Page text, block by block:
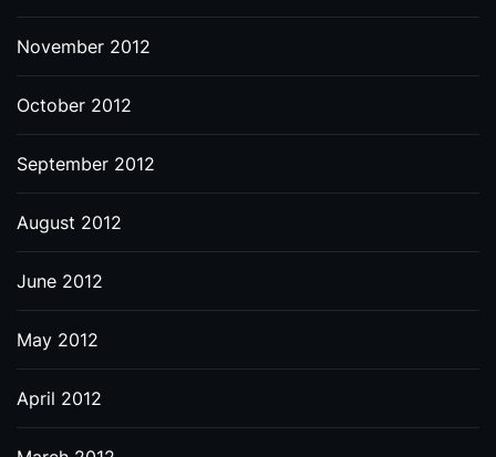
November 2012
October 2012
September 2012
August 2012
June 2012
May 2012
April 2012